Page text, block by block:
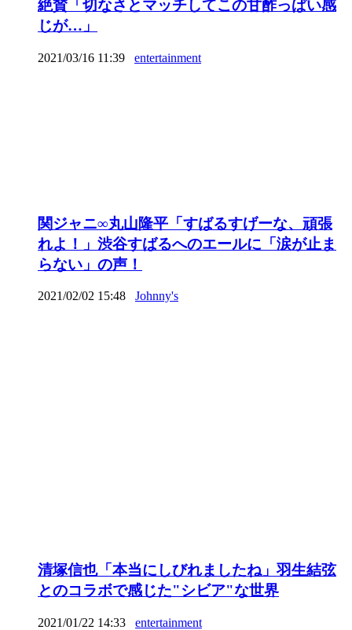
絶賛「切なさとマッチしてこの甘酢っぱい感
じが…」
2021/03/16 11:39 entertainment
関ジャニ∞丸山隆平「すばるすげーな、頑張
れよ！」渋谷すばるへのエールに「涙が止ま
らない」の声！
2021/02/02 15:48 Johnny's
清塚信也「本当にしびれましたね」羽生結弦
とのコラボで感じた"シビア"な世界
2021/01/22 14:33 entertainment